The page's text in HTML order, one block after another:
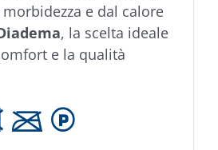
e dal calore
, la scelta ideale
e la qualità
C L